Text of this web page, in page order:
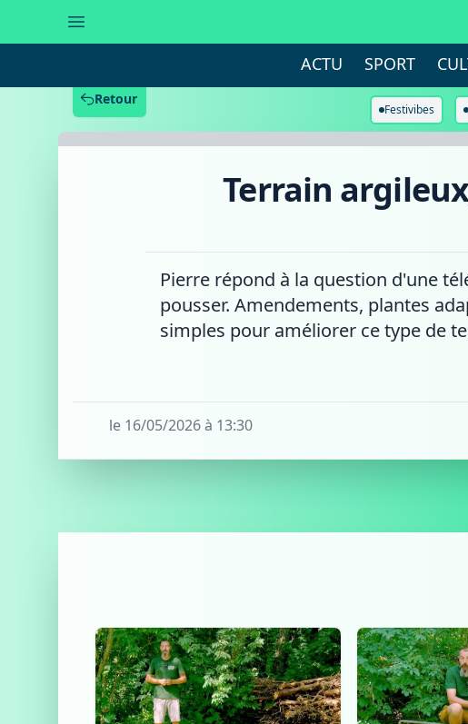
ACTU SPORT
Festivibes
Retour
Terrain
Pierre répond à la question d'une
pousser. Amendements, plantes
simples pour améliorer ce type de
le 16/05/2026 à 13:30